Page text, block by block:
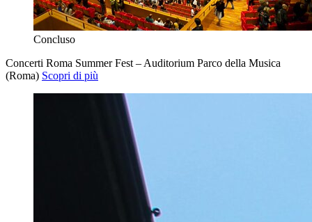
Concluso
Concerti Roma Summer Fest – Auditorium Parco della Musica
(Roma) Scopri di più